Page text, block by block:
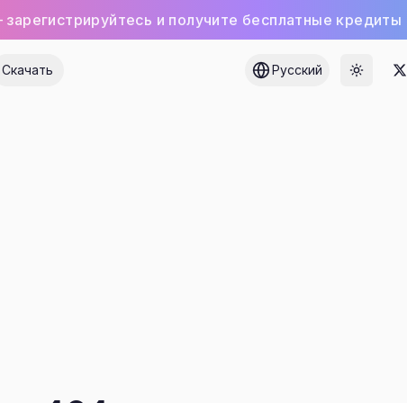
и получите бесплатные кредиты
Скачать Русский